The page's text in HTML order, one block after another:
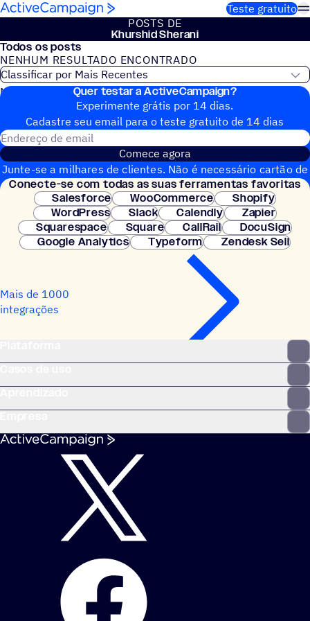
Pular para o conteúdo
Teste gratuito
POSTS DE
Khurshid Sherani
Todos os posts
NENHUM RESULTADO ENCONTRADO
Nenhum post do blog encontrado
Quer testar a ActiveCampaign?
Experimente grátis por 14 dias.
Cadastre seu email para o teste gratuito de 14 dias
Comece agora
Junte-se a milhares de clientes. Não é necessário cartão de
crédito. Configuração instantânea.
Conecte-se com todas as suas ferramentas favoritas
Salesforce
WooCommerce
Shopify
WordPress
Slack Calendly
Zapier
Squarespace
Square CallRail
DocuSign
Google Analytics
Typeform Zendesk Sell
Mais de 1000
integrações